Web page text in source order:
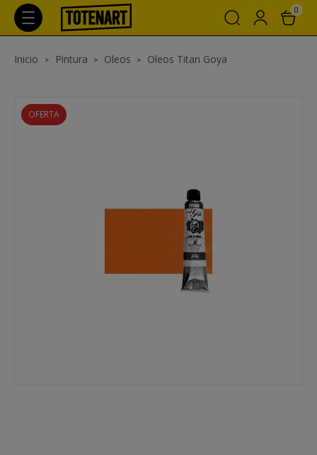
0
Inicio Pintura Oleos Oleos Titan Goya
OFERTA